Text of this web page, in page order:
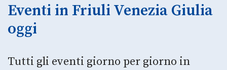
Eventi in Friuli Venezia Giulia
oggi
Tutti gli eventi giorno per giorno in